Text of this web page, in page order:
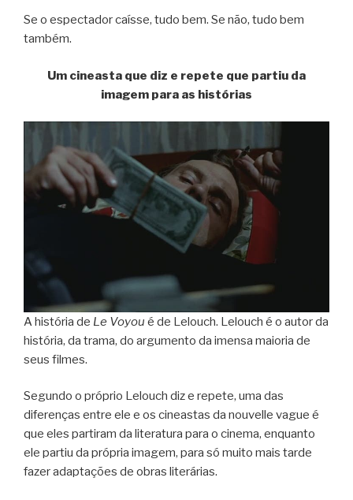
Se o espectador caísse, tudo bem. Se não, tudo bem
também.
Um cineasta que diz e repete que partiu da
imagem para as histórias
A história de Le Voyou é de Lelouch. Lelouch é o autor da
história, da trama, do argumento da imensa maioria de
seus filmes.
Segundo o próprio Lelouch diz e repete, uma das
diferenças entre ele e os cineastas da nouvelle vague é
que eles partiram da literatura para o cinema, enquanto
ele partiu da própria imagem, para só muito mais tarde
fazer adaptações de obras literárias.